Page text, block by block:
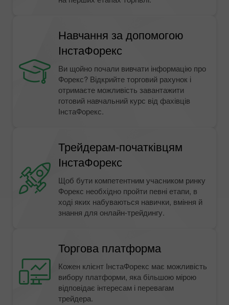
Навчання за допомогою
ІнстаФорекс
Ви щойно почали вивчати інформацію про
Форекс? Відкрийте торговий рахунок і
отримаєте можливість завантажити
готовий навчальний курс від фахівців
ІнстаФорекс.
Трейдерам-початківцям
ІнстаФорекс
Щоб бути компетентним учасником ринку
Форекс необхідно пройти певні етапи, в
ході яких набуваються навички, вміння й
знання для онлайн-трейдингу.
Торгова платформа
Кожен клієнт ІнстаФорекс має можливість
вибору платформи, яка більшою мірою
відповідає інтересам і перевагам
трейдера.